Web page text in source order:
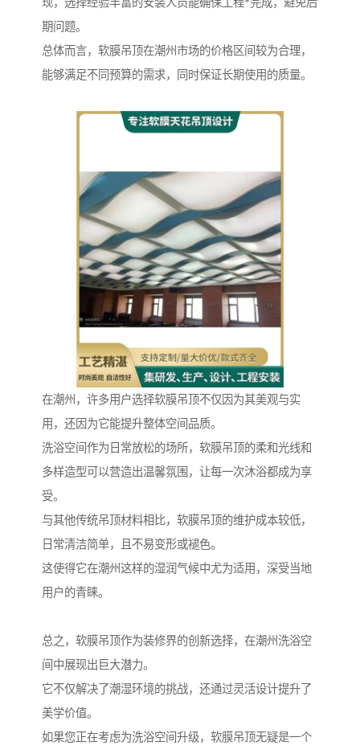
现，选择经验丰富的安装人员能确保工程*完成，避免后
期问题。
总体而言，软膜吊顶在潮州市场的价格区间较为合理，
能够满足不同预算的需求，同时保证长期使用的质量。
在潮州，许多用户选择软膜吊顶不仅因为其美观与实
用，还因为它能提升整体空间品质。
洗浴空间作为日常放松的场所，软膜吊顶的柔和光线和
多样造型可以营造出温馨氛围，让每一次沐浴都成为享
受。
与其他传统吊顶材料相比，软膜吊顶的维护成本较低，
日常清洁简单，且不易变形或褪色。
这使得它在潮州这样的湿润气候中尤为适用，深受当地
用户的青睐。
总之，软膜吊顶作为装修界的创新选择，在潮州洗浴空
间中展现出巨大潜力。
它不仅解决了潮湿环境的挑战，还通过灵活设计提升了
美学价值。
如果您正在考虑为洗浴空间升级，软膜吊顶无疑是一个